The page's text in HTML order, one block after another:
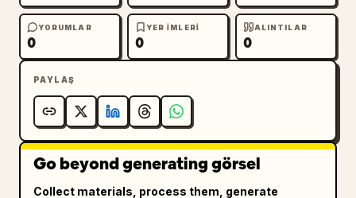
YORUMLAR
0
YER IMLERI
0
ALINTILAR
0
PAYLAŞ
Go beyond generating görsel
Collect materials, process them, generate